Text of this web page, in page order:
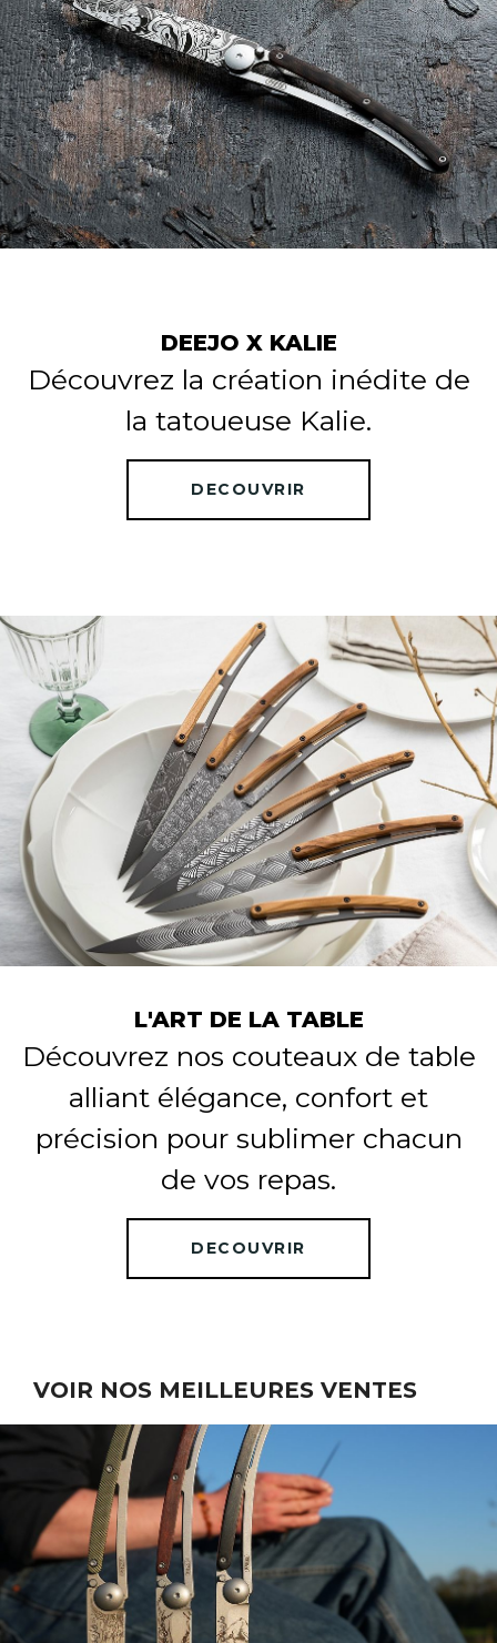
DEEJO X KALIE
Découvrez la création inédite de
la tatoueuse Kalie.
DECOUVRIR
L'ART DE LA TABLE
Découvrez nos couteaux de table
alliant élégance, confort et
précision pour sublimer chacun
de vos repas.
DECOUVRIR
VOIR NOS MEILLEURES VENTES